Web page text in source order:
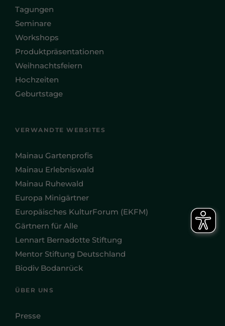
Tagungen
Seminare
Workshops
Produktpräsentationen
Weihnachtsfeiern
Hochzeiten
Geburtstage
VERWANDTE WEBSITES
Mainau Gartenprofis
Mainau Erlebniswald
Mainau Ruhewald
Europa Minigärtner
Europäisches KulturForum (EKFM)
Gärtnern für Alle
Lennart Bernadotte Stiftung
Mentor Stiftung Deutschland
Biodiv Bodanrück
ÜBER UNS
Presse